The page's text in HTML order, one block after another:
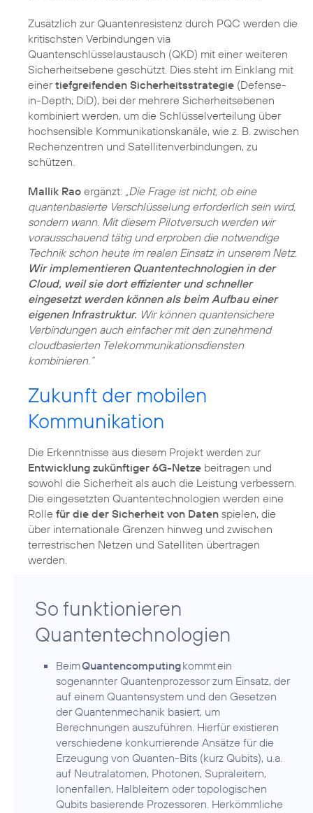
Zusätzlich zur Quantenresistenz durch PQC werden die
kritischsten Verbindungen via
Quantenschlüsselaustausch (QKD) mit einer weiteren
Sicherheitsebene geschützt. Dies steht im Einklang mit
einertiefgreifenden Sicherheitsstrategie (Defense-
in-Depth; DiD), bei der mehrere Sicherheitsebenen
kombiniert werden, um die Schlüsselverteilung über
hochsensible Kommunikationskanäle, wie z. B. zwischen
Rechenzentren und Satellitenverbindungen, zu
schützen.
Mallik Rao ergänzt: „Die Frage ist nicht, ob eine
quantenbasierte Verschlüsselung erforderlich sein wird,
sondern wann. Mit diesem Pilotversuch werden wir
vorausschauend tätig und erproben die notwendige
Technik schon heute im realen Einsatz in unserem Netz.
Wir implementieren Quantentechnologien in der
Cloud, weil sie dort effizienter und schneller
eingesetzt werden können als beim Aufbau einer
eigenen Infrastruktur. Wir können quantensichere
Verbindungen auch einfacher mit den zunehmend
cloudbasierten Telekommunikationsdiensten
kombinieren.“
Zukunft der mobilen
Kommunikation
Die Erkenntnisse aus diesem Projekt werden zur
Entwicklung zukünftiger 6G-Netze beitragen und
sowohl die Sicherheit als auch die Leistung verbessern.
Die eingesetzten Quantentechnologien werden eine
Rolle für die der Sicherheit von Daten spielen, die
über internationale Grenzen hinweg und zwischen
terrestrischen Netzen und Satelliten übertragen
werden.
So funktionieren
Quantentechnologien
BeimQuantencomputingkommt ein
sogenannter Quantenprozessor zum Einsatz, der
auf einem Quantensystem und den Gesetzen
der Quantenmechanik basiert, um
Berechnungen auszuführen. Hierfür existieren
verschiedene konkurrierende Ansätze für die
Erzeugung von Quanten-Bits (kurz Qubits), u.a.
auf Neutralatomen, Photonen, Supraleitern,
Ionenfallen, Halbleitern oder topologischen
Qubits basierende Prozessoren. Herkömmliche